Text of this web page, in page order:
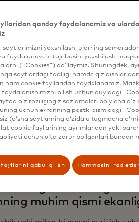
o'sish" nomli yangi oq hujjatda
muammolarni chuqur o'rganib
xil, oddiy moliyaviy
Mikro va kichik biznes
yo'naltirish yo'llarini topish.
yillik Global Inklyuziv O'sish
u asosiy ma'ruzachi sifatida
ularni hal qilishda global
Newsroom yaqinda
iqtisodiy imkoniyatlarini
maqolangizda
biznesining
muhim qismi
qanday foydalanamiz va
saytlarimizni yaxshilash, ularning
foydalanuvchi tajribasini yaxshilash
("Cookies") qo‘llaymiz. Shuningdek,
saytlardagi faolligi hamda
ham cookie fayllaridan foydalanamiz.
foydalanishimizni bilish uchun quyidagi
o‘z roziligingiz sozlamalari bo‘yicha
uchun ekranning pastki qismidagi
(o‘sha saytlarning o‘zida u tugmacha
cookie fayllarining ayrimlaridan yoki
uchun o‘ta zarur bo‘lganlari bundan
fayllarini qabul qilish Hammasini rad